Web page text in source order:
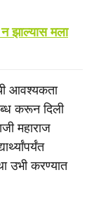
झाल्यास मला
आवश्यकता
करून दिली
महाराज
उभी करण्यात